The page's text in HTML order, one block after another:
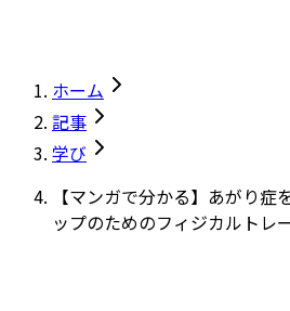
ホーム
記事
学び
【マンガで分かる】あがり症
ップのためのフィジカルトレ